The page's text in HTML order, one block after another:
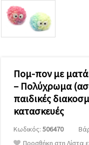
και να
προβάλλουμε
πιο σχετικό
περιεχόμενο
και
συνεργατών
μας για
αναλύσεις
μάρκετινγκ.
Μπορείτε
Πομ-πον με
– Πολύχρωμα
παιδικές
κατασκευές
Κωδικός: 506470
Προσθήκη στη Λίστα